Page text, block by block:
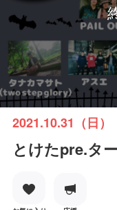
2021.10.31（日）
とけたpre.タ